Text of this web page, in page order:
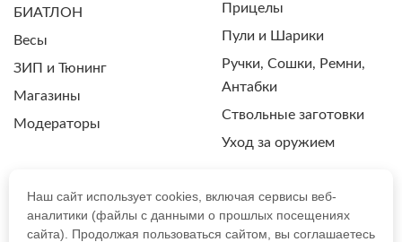
БИАТЛОН
Весы
ЗИП и Тюнинг
Магазины
Модераторы
Прицелы
Пули и Шарики
Ручки, Сошки, Ремни,
Антабки
Ствольные заготовки
Уход за оружием
ПОЛИТИКА КОНФИДЕНЦИАЛЬНОСТИ
Наш сайт использует cookies, включая сервисы веб-
аналитики (файлы с данными о прошлых посещениях
сайта). Продолжая пользоваться сайтом, вы соглашаетесь